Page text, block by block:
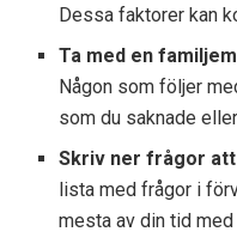
Dessa faktorer kan
Ta med en
Någon som följer
som du saknade
Skriv ner frågor
lista med frågor i
mesta av din tid med